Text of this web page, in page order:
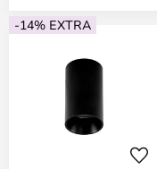
-14% EXTRA